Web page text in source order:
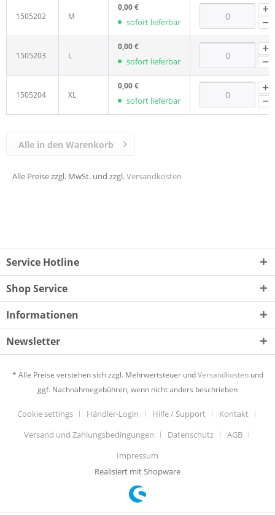
1505202 M
0,00 €
sofort lieferbar
1505203 L
0,00 €
sofort lieferbar
1505204 XL
0,00 €
sofort lieferbar
Alle Preise zzgl. MwSt. und zzgl.Versandkosten
Alle in den Warenkorb
Service Hotline
Shop Service
Informationen
Newsletter
* Alle Preise verstehen sich zzgl. Mehrwertsteuer undVersandkostenund
ggf. Nachnahmegebühren, wenn nicht anders beschrieben
Cookie settings Händler-Login Hilfe / Support
Kontakt
Versand und Zahlungsbedingungen
Datenschutz
AGB
Impressum
Realisiert mit Shopware